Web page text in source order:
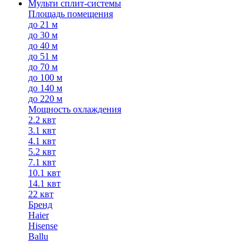
Мульти сплит-системы
Площадь помещения
до 21 м
до 30 м
до 40 м
до 51 м
до 70 м
до 100 м
до 140 м
до 220 м
Мощность охлаждения
2.2 квт
3.1 квт
4.1 квт
5.2 квт
7.1 квт
10.1 квт
14.1 квт
22 квт
Бренд
Haier
Hisense
Ballu